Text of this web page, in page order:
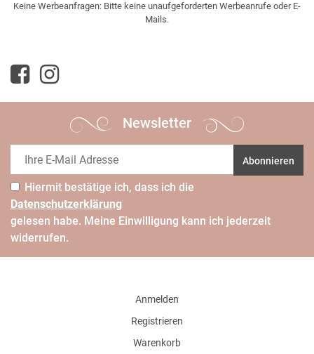
Keine Werbeanfragen: Bitte keine unaufgeforderten Werbeanrufe oder E-
Mails.
Newsletter
Abonnieren
Hiermit bestätige ich, dass ich die
Daten­schutz­erklärung
gelesen habe. Meine Einwilligung kann ich jederzeit
widerrufen.
Anmelden
Registrieren
Warenkorb